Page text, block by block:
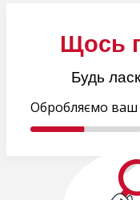
Щось
Будь
Обробляємо ваш